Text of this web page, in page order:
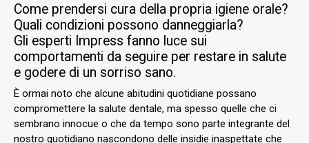
Come prendersi cura della propria igiene orale?
Quali condizioni possono danneggiarla?
Gli esperti Impress fanno luce sui
comportamenti da seguire per restare in salute
e godere di un sorriso sano.
È ormai noto che alcune abitudini quotidiane possano
compromettere la salute dentale, ma spesso quelle che ci
sembrano innocue o che da tempo sono parte integrante del
nostro quotidiano nascondono delle insidie inaspettate che